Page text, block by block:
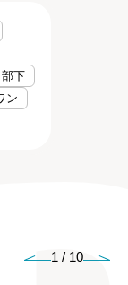
下
ン
1 / 10